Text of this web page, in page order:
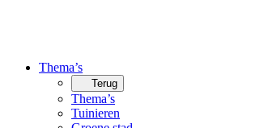
Thema’s
Terug
Thema’s
Tuinieren